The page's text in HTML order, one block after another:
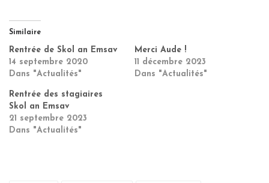
Similaire
Rentrée de Skol an Emsav
14 septembre 2020
Dans "Actualités"
Merci Aude !
11 décembre 2023
Dans "Actualités"
Rentrée des stagiaires
Skol an Emsav
21 septembre 2023
Dans "Actualités"